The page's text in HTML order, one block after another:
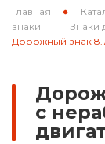
Главная
знаки
Знаки
Дорожный знак
с